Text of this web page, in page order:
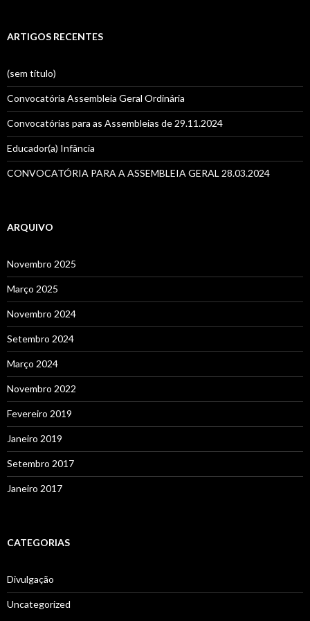
u
a
r
p
o
r
:
ARTIGOS RECENTES
(sem título)
Convocatória Assembleia Geral Ordinária
Convocatórias para as Assembleias de 29.11.2024
Educador(a) Infância
CONVOCATÓRIA PARA A ASSEMBLEIA GERAL 28.03.2024
ARQUIVO
Novembro 2025
Março 2025
Novembro 2024
Setembro 2024
Março 2024
Novembro 2022
Fevereiro 2019
Janeiro 2019
Setembro 2017
Janeiro 2017
CATEGORIAS
Divulgação
Uncategorized